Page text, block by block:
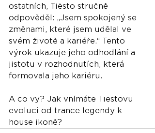
ostatních, Tiësto stručně
odpověděl: „Jsem spokojený se
změnami, které jsem udělal ve
svém životě a kariéře.“ Tento
výrok ukazuje jeho odhodlání a
jistotu v rozhodnutích, která
formovala jeho kariéru.
A co vy? Jak vnímáte Tiëstovu
evoluci od trance legendy k
house ikoně?